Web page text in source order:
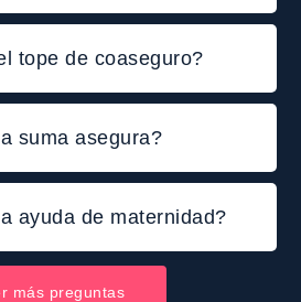
tope de coaseguro?
suma asegura?
ayuda de maternidad?
más preguntas